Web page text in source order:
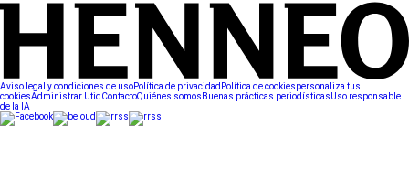
Aviso legal y condiciones de usoPolítica de privacidad Política de cookiespersonaliza tus
cookiesAdministrar UtiqContactoQuiénes somos Buenas prácticas periodísticasUso responsable
de la IA